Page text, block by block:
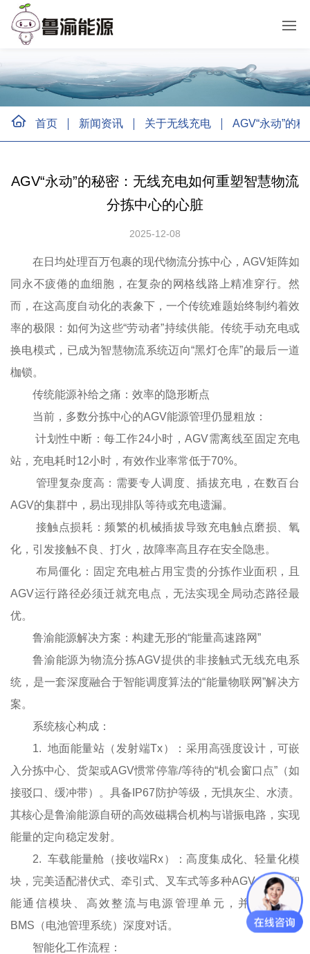
首页 新闻资讯 关于无线充电 AGV“永动”的
AGV“永动”的秘密：无线充电如何重塑智慧物流
分拣中心的心脏
2025-12-08
在日均处理百万包裹的现代物流分拣中心，AGV矩阵如
同永不疲倦的血细胞，在复杂的网格线路上精准穿行。然
而，在这高度自动化的表象下，一个传统难题始终制约着效
率的极限：如何为这些“劳动者”持续供能。传统手动充电或
换电模式，已成为智慧物流系统迈向“黑灯仓库”的最后一道
枷锁。
传统能源补给之痛：效率的隐形断点
当前，多数分拣中心的AGV能源管理仍显粗放：
计划性中断：每工作24小时，AGV需离线至固定充电
站，充电耗时12小时，有效作业率常低于70%。
管理复杂度高：需要专人调度、插拔充电，在数百台
AGV的集群中，易出现排队等待或充电遗漏。
接触点损耗：频繁的机械插拔导致充电触点磨损、氧
化，引发接触不良、打火，故障率高且存在安全隐患。
布局僵化：固定充电桩占用宝贵的分拣作业面积，且
AGV运行路径必须迁就充电点，无法实现全局动态路径最
优。
鲁渝能源解决方案：构建无形的“能量高速路网”
鲁渝能源为物流分拣AGV提供的非接触式无线充电系
统，是一套深度融合于智能调度算法的“能量物联网”解决方
案。
系统核心构成：
1. 地面能量站（发射端Tx）：采用高强度设计，可嵌
入分拣中心、货架或AGV惯常停靠/等待的“机会窗口点”（如
接驳口、缓冲带）。具备IP67防护等级，无惧灰尘、水渍。
其核心是鲁渝能源自研的高效磁耦合机构与谐振电路，实现
能量的定向稳定发射。
2. 车载能量舱（接收端Rx）：高度集成化、轻量化模
块，完美适配潜伏式、牵引式、叉车式等多种AGV。内置智
能通信模块、高效整流与电源管理单元，并与AGV的
BMS（电池管理系统）深度对话。
智能化工作流程：